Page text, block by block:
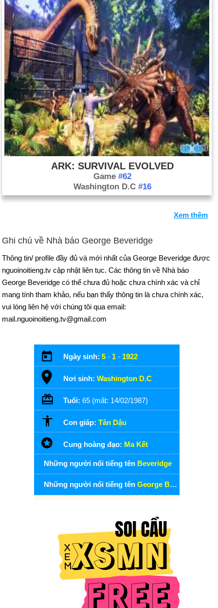
ARK: SURVIVAL EVOLVED
Game #62
Washington D.C #16
Xem thêm
Ghi chú về Nhà báo George Beveridge
Thông tin/ profile đầy đủ và mới nhất của George Beveridge được
nguoinoitieng.tv cập nhật liên tục. Các thông tin về Nhà báo
George Beveridge có thể chưa đủ hoặc chưa chính xác và chỉ
mang tính tham khảo, nếu bạn thấy thông tin là chưa chính xác,
vui lòng liên hệ với chúng tôi qua email:
mail.nguoinoitieng.tv@gmail.com
Ngày sinh: 5 - 1 - 1922
Nơi sinh: Washington D.C
Tuổi: 65 (mất: 14/02/1987)
Con giáp: Tân Dậu
Cung hoàng đạo: Ma Kết
Những người nổi tiếng tên Beveridge
Những người nổi tiếng tên George Beveridge